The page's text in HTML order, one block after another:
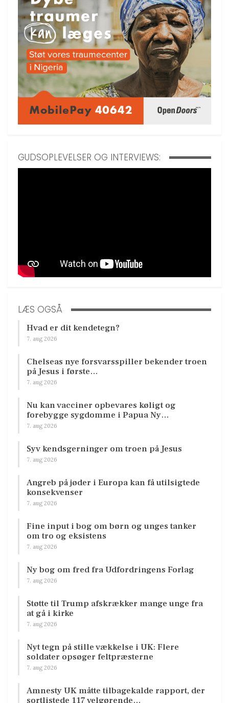
GUDSOPLEVELSER OG INTERVIEWS:
LÆS OGSÅ
Hvad er dit kendetegn?
7. aug 2026
Chelseas nye forsvarsspiller bekender troen
på Jesus i første…
7. aug 2026
Nu kan vacciner opbevares køligt og
forebygge sygdomme i Papua Ny…
7. aug 2026
Syv kendsgerninger om troen på Jesus
7. aug 2026
Angreb på jøder i Europa kan få utilsigtede
konsekvenser
7. aug 2026
Fine input i bog om børn og unges tanker
om tro og eksistens
7. aug 2026
Ny bog om fred fra Udfordringens Forlag
7. aug 2026
Støtte til Trump afskrækker mange unge fra
at gå i kirke
7. aug 2026
Nyt tegn på stille vækkelse i UK: Flere
soldater opsøger feltpræsterne
7. aug 2026
Amnesty UK måtte tilbagekalde rapport, der
sortlistede 117 velgørende…